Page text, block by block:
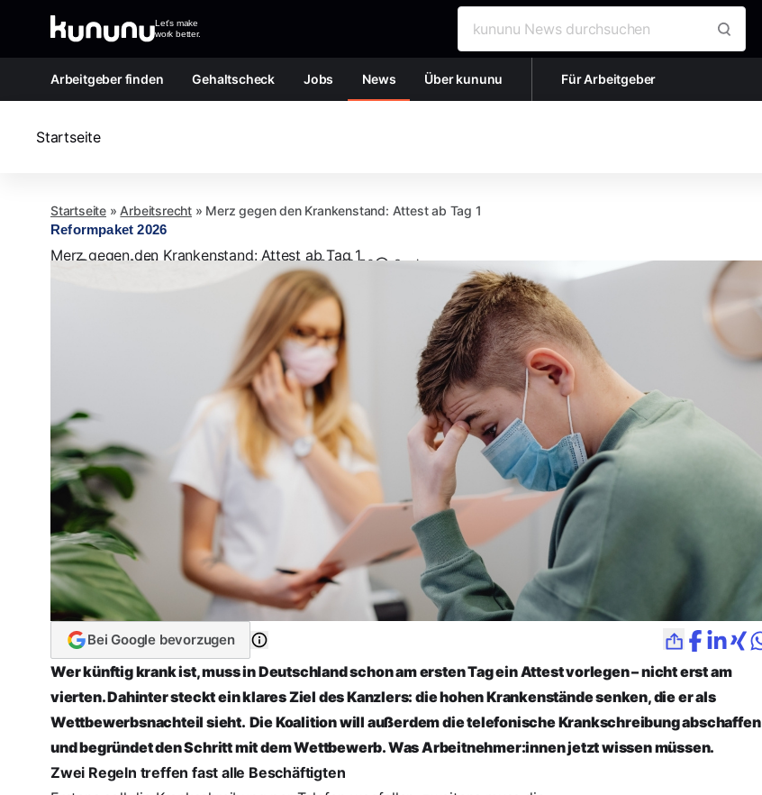
Let's make
work better.
Arbeitgeber finden Gehaltscheck Jobs News Über kununu Für Arbeitgeber
Startseite
Startseite » Arbeitsrecht » Merz gegen den Krankenstand: Attest ab Tag 1
Reformpaket 2026
Merz gegen den Krankenstand: Attest ab Tag 1
vonPatrick Möller Veröffentlicht:7. Juli 2026, 13:50 3 min
Bei Google bevorzugen
Wer künftig krank ist, muss in Deutschland schon am ersten Tag ein Attest vorlegen – nicht erst am
vierten. Dahinter steckt ein klares Ziel des Kanzlers: die hohen Krankenstände senken, die er als
Wettbewerbsnachteil sieht. Die Koalition will außerdem die telefonische Krankschreibung abschaffen
und begründet den Schritt mit dem Wettbewerb. Was Arbeitnehmer:innen jetzt wissen müssen.
Zwei Regeln treffen fast alle Beschäftigten